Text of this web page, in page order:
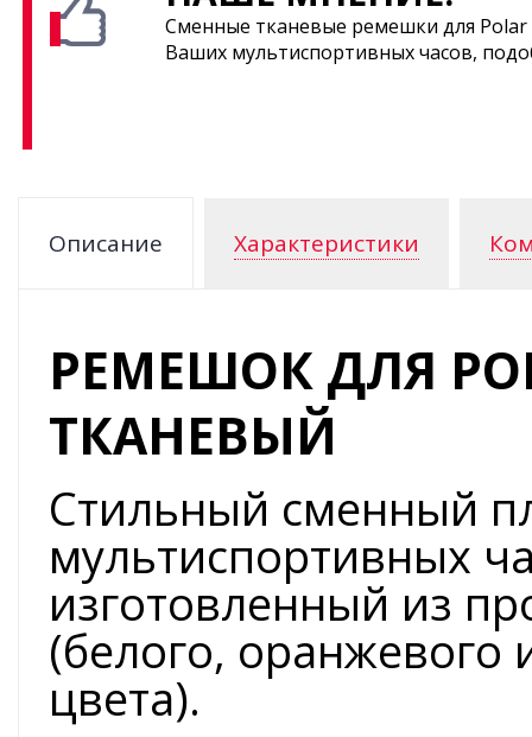
Сменные тканевые ремешки для
Ваших мультиспортивных часов,
Описание Характеристики
РЕМЕШОК ДЛЯ
ТКАНЕВЫЙ
Стильный сменный
мультиспортивных
изготовленный из
(белого,
цвета).